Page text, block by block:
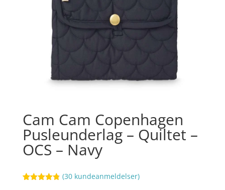
Cam Cam Copenhagen
Pusleunderlag – Quiltet –
OCS – Navy
(30 kundeanmeldelser)